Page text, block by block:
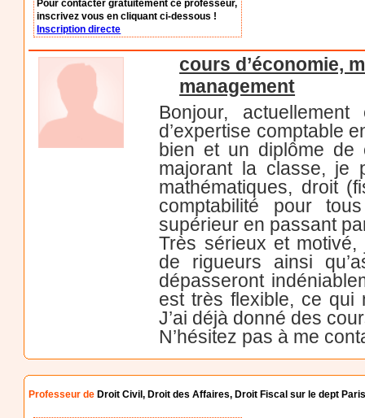
Pour contacter gratuitement ce professeur,
inscrivez vous en cliquant ci-dessous !
Inscription directe
cours d’économie,
management
Bonjour,
d’expertise comptable
bien et un diplôme de
majorant la classe, je
mathématiques, droit
comptabilité pour
supérieur en passant
Très sérieux et motivé,
de rigueurs ainsi
dépasseront
est très flexible, ce qui
J’ai déjà donné des
N’hésitez pas à me
Professeur deDroit Civil, Droit des Affaires, Droit Fiscal sur le dept